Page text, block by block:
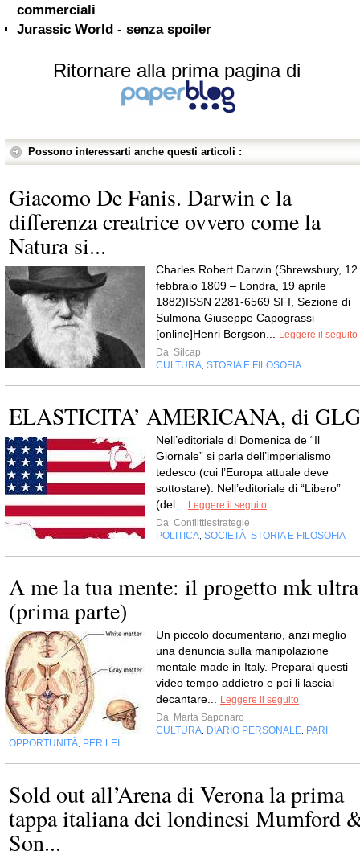
commerciali
Jurassic World - senza spoiler
Ritornare alla prima pagina di
Possono interessarti anche questi articoli :
Giacomo De Fanis. Darwin e la
differenza creatrice ovvero come la
Natura si...
Charles Robert Darwin (Shrewsbury, 12
febbraio 1809 – Londra, 19 aprile
1882)ISSN 2281-6569 SFI, Sezione di
Sulmona Giuseppe Capograssi
[online]Henri Bergson...
Leggere il seguito
Da Silcap
CULTURA STORIA E FILOSOFIA
ELASTICITA’ AMERICANA, di GLG
Nell’editoriale di Domenica de “Il
Giornale” si parla dell’imperialismo
tedesco (cui l’Europa attuale deve
sottostare). Nell’editoriale di “Libero”
(del...
Leggere il seguito
Da Conflittiestrategie
POLITICA SOCIETÀ STORIA E FILOSOFIA
A me la tua mente: il progetto mk ultra
(prima parte)
Un piccolo documentario, anzi meglio
una denuncia sulla manipolazione
mentale made in Italy. Preparai questi
video tempo addietro e poi li lasciai
decantare...
Leggere il seguito
Da Marta Saponaro
CULTURA DIARIO PERSONALE PARI
OPPORTUNITÀ PER LEI
Sold out all’Arena di Verona la prima
tappa italiana dei londinesi Mumford
Son...